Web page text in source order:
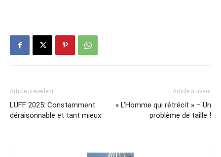
Article précédent
LUFF 2025: Constamment
déraisonnable et tant mieux
Article suivant
« L’Homme qui rétrécit » – Un
problème de taille !